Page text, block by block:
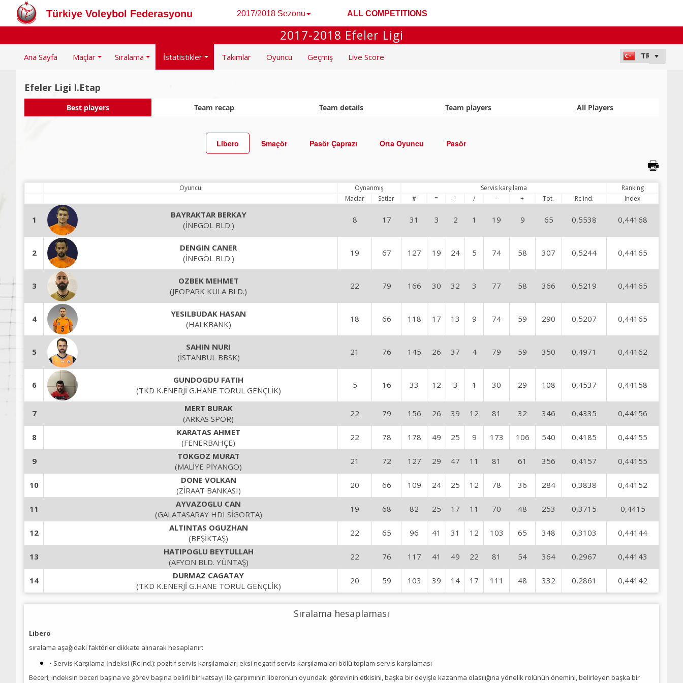
Türkiye Voleybol Federasyonu 2017/2018 Sezonu ALL COMPETITIONS
2017-2018 Efeler Ligi
Ana Sayfa Maçlar Sıralama İstatistikler Takımlar Oyuncu Geçmiş Live Score
Efeler Ligi I.Etap
Best players Team recap Team details Team players All Players
Libero Smaçör Pasör Çaprazı Orta Oyuncu Pasör
Oyuncu Oynanmış Servis karşılama
Ranking
Maçlar
Setler # = ! / - + Tot. Rc ind. Index
1
BAYRAKTAR BERKAY
(İNEGÖL BLD.)
8 17 31 3 2 1 19 9 65 0,5538 0,44168
2
DENGIN CANER
(İNEGÖL BLD.)
19 67 127 19 24 5 74 58 307 0,5244 0,44165
3
OZBEK MEHMET
(JEOPARK KULA BLD.)
22 79 166 30 32 3 77 58 366 0,5219 0,44165
4
YESILBUDAK HASAN
(HALKBANK)
18 66 118 17 13 9 74 59 290 0,5207 0,44165
5
SAHIN NURI
(İSTANBUL BBSK)
21 76 145 26 37 4 79 59 350 0,4971 0,44162
6
GUNDOGDU FATIH
(TKD K.ENERJİ G.HANE TORUL GENÇLİK)
5 16 33 12 3 1 30 29 108 0,4537 0,44158
7
MERT BURAK
(ARKAS SPOR)
22 79 156 26 39 12 81 32 346 0,4335 0,44156
8
KARATAS AHMET
(FENERBAHÇE)
22 78 178 49 25 9 173 106 540 0,4185 0,44155
9
TOKGOZ MURAT
(MALİYE PİYANGO)
21 72 127 29 47 11 81 61 356 0,4157 0,44155
10
DONE VOLKAN
(ZİRAAT BANKASI)
20 66 109 24 25 12 78 36 284 0,3838 0,44152
11
AYVAZOGLU CAN
(GALATASARAY HDI SİGORTA)
19 68 82 25 17 11 70 48 253 0,3715 0,4415
12
ALTINTAS OGUZHAN
(BEŞİKTAŞ)
22 65 96 41 31 12 103 65 348 0,3103 0,44144
13
HATIPOGLU BEYTULLAH
(AFYON BLD. YÜNTAŞ)
22 76 117 41 49 22 81 54 364 0,2967 0,44143
14
DURMAZ CAGATAY
(TKD K.ENERJİ G.HANE TORUL GENÇLİK)
20 59 103 39 14 17 111 48 332 0,2861 0,44142
Sıralama hesaplaması
Libero
sıralama aşağıdaki faktörler dikkate alınarak hesaplanır:
• Servis Karşılama İndeksi (Rc ind.): pozitif servis karşılamaları eksi negatif servis karşılamaları bölü toplam servis karşılaması
Beceri; indeksin beceri başına ve görev başına belirli bir katsayı ile çarpımının liberonun oyundaki görevinin etkisini, başka bir deyişle kazanma olasılığına yönelik rolünün önemini, belirleyen başka bir